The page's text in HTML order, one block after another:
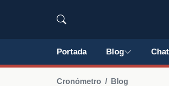
Portada Blog Chat
Cronómetro Blog